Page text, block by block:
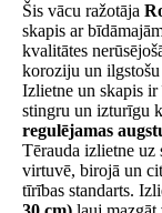
Šis vācu ražotāja
skapis ar
kvalitātes
koroziju un ilgstošu
Izlietne un skapis
stingru un izturīgu
regulējamas
Tērauda izlietne uz
virtuvē, birojā un
tīrības standarts.